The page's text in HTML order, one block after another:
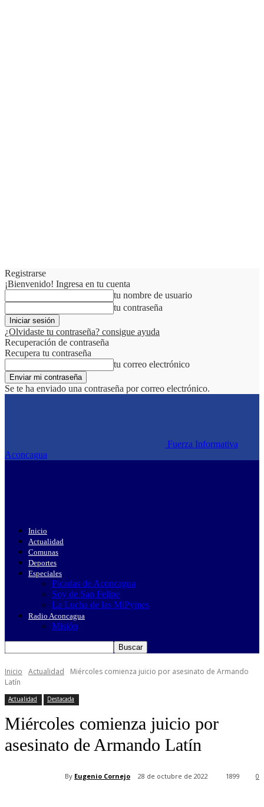
Registrarse
¡Bienvenido! Ingresa en tu cuenta
tu nombre de usuario
tu contraseña
¿Olvidaste tu contraseña? consigue ayuda
Recuperación de contraseña
Recupera tu contraseña
tu correo electrónico
Se te ha enviado una contraseña por correo electrónico.
Fuerza Informativa
Aconcagua
Inicio
Actualidad
Comunas
Deportes
Especiales
Picadas de Aconcagua
Soy de San Felipe
La Lucha de las MiPymes
Radio Aconcagua
Misión
Inicio Actualidad
Miércoles comienza juicio por asesinato de Armando
Latín
Actualidad Destacada
Miércoles comienza juicio por
asesinato de Armando Latín
By Eugenio Cornejo 28 de octubre de 2022 0
1899